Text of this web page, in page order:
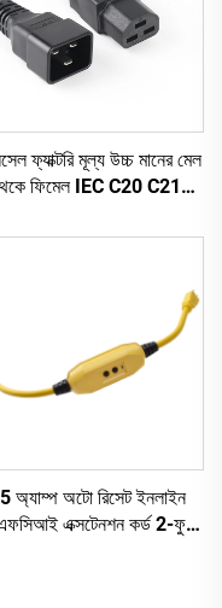
ফ্যাক্টরি মূল্য উচ্চ মানের মেল
ফিমেল IEC C20 C21
অ্যাম্প অটো রিসেট ইনলাইন
এক্সটেনশন কর্ড 2-ফুট